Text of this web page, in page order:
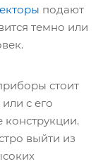
подают
темно или
стоит
с его
конструкции.
выйти из